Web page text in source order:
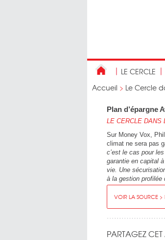
LE CERCLE
Accueil > Le Cercle
Plan d’épargne
LE CERCLE DANS
Sur Money Vox,
climat ne sera pas
c’est le cas pour
garantie en capital
vie. Une
à la gestion profilée
VOIR LA SOURCE
PARTAGEZ CET